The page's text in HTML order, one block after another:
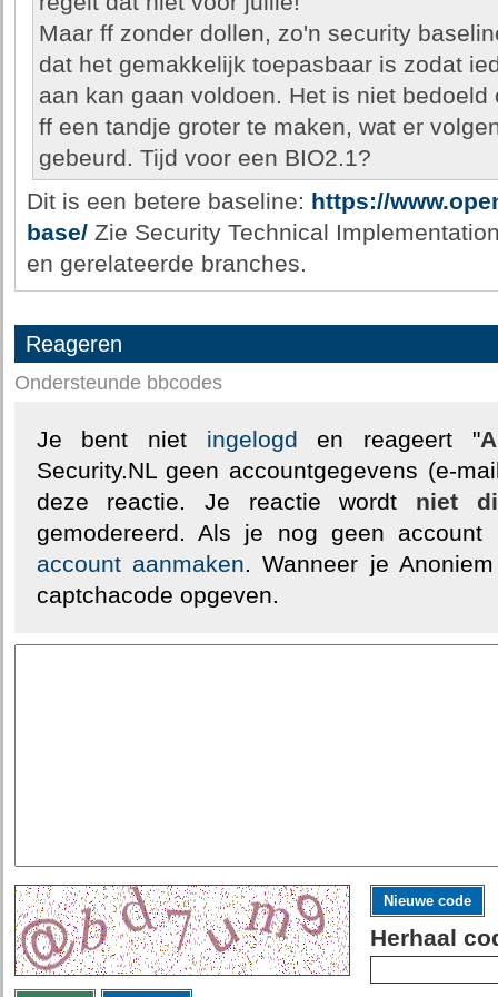
Maar ff zonder dollen, zo'n security
dat het gemakkelijk toepasbaar is zodat
aan kan gaan voldoen. Het is niet
ff een tandje groter te maken, wat er
gebeurd. Tijd voor een BIO2.1?
Dit is een betere baseline: https://
base/Zie Security Technical
en gerelateerde branches.
Reageren
Ondersteunde bbcodes
Je bent niet ingelogd en reageert "
Security.NL geen accountgegevens (e-
deze reactie. Je reactie wordt niet
gemodereerd. Als je nog geen
account aanmaken. Wanneer je
captchacode opgeven.
Nieuwe code
Herhaal